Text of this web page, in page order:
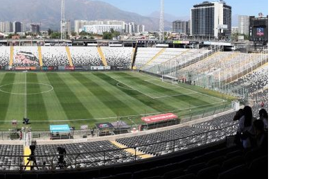
aos jogos da 22ª rodada do Brasileirão 2026: confira a tabela
x Fluminense: onde assistir, horário, escalações e o palpite do
NOTÍCIAS
RIVAL! Próximo adversário do Fluminense na Libertadores,
show de Alex Arce
NOTÍCIAS
Fluminense apresenta proposta por atacante do Sport